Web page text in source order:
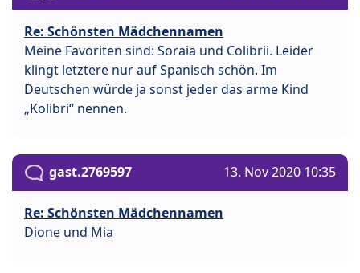
Re: Schönsten Mädchennamen
Meine Favoriten sind: Soraia und Colibrii. Leider
klingt letztere nur auf Spanisch schön. Im
Deutschen würde ja sonst jeder das arme Kind
„Kolibri“ nennen.
gast.2769597 13. Nov 2020 10:35
Re: Schönsten Mädchennamen
Dione und Mia